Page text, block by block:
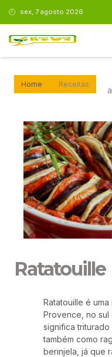
sex, 7 agosto 2026
Home Receitas
Ratatouille
Ratatouille é
Provence, no sul
significa
também como
berinjela, já que